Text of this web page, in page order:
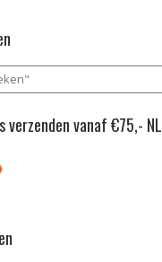
verzenden vanaf €75,- NL